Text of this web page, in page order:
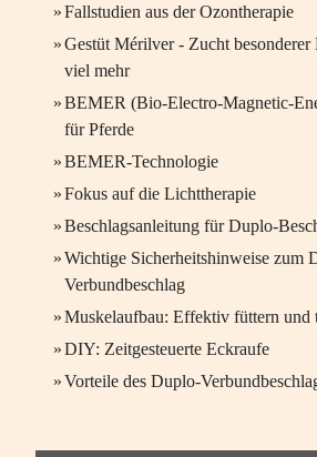
»Fallstudien aus der Ozontherapie
»Gestüt Mérilver - Zucht besonderer
viel mehr
»BEMER (Bio-Electro-Magnetic-
für Pferde
»BEMER-Technologie
»Fokus auf die Lichttherapie
»Beschlagsanleitung für Duplo-
»Wichtige Sicherheitshinweise zum
Verbundbeschlag
»Muskelaufbau: Effektiv füttern und
»DIY: Zeitgesteuerte Eckraufe
»Vorteile des Duplo-